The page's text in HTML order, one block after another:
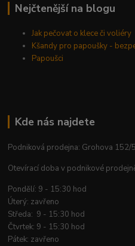
Nejčtenější na blogu
Jak pečovat o klece či voliéry
Kšandy pro papoušky -
Papoušci
Kde nás najdete
Podniková prodejna: Grohova
Otevírací doba v podnikové
Pondělí: 9 - 15:30 hod
Úterý: zavřeno
Středa: 9 - 15:30 hod
Čtvrtek: 9 - 15:30 hod
Pátek: zavřeno